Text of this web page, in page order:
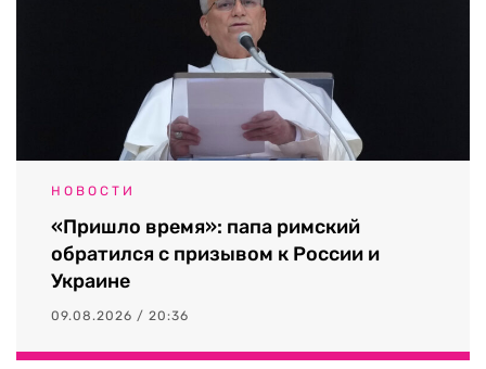
НОВОСТИ
«Пришло время»: папа римский
обратился с призывом к России и
Украине
09.08.2026 / 20:36